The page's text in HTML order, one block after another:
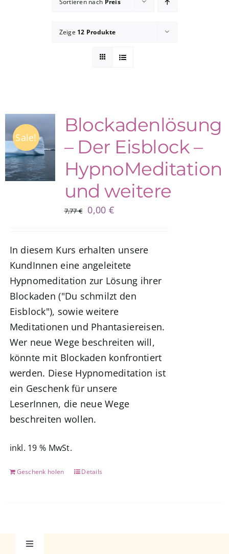
Sortieren nach Preis
Zeige 12 Produkte
Sale!
Blockadenlösung
– Der Eisblock –
HypnoMeditation
und weitere
7,77€
Ursprünglicher
7,77 €
0,00 €Aktueller
0,00 €.
In diesem Kurs erhalten unsere
KundInnen eine angeleitete
Hypnomeditation zur Lösung ihrer
Blockaden ("Du schmilzt den
Eisblock"), sowie weitere
Meditationen und Phantasiereisen.
Wer neue Wege beschreiten will,
könnte mit Blockaden konfrontiert
werden. Diese Hypnomeditation ist
ein Geschenk für unsere
LeserInnen, die neue Wege
beschreiten wollen.
inkl. 19 % MwSt.
Geschenk holen Details
Toggle